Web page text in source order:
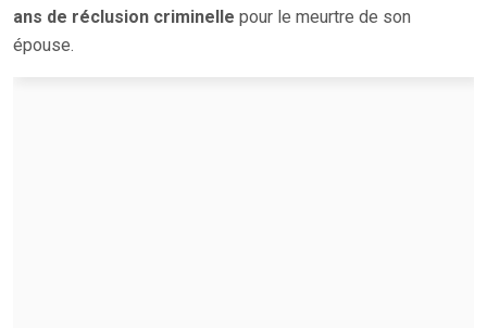
ans de réclusion criminelle pour le meurtre de son
épouse.